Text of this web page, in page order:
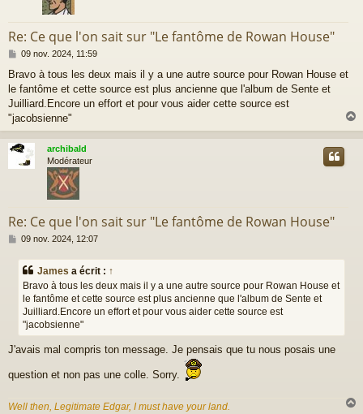
Re: Ce que l'on sait sur "Le fantôme de Rowan House"
M
s
s
a
09 nov. 2024, 11:59
Bravo à tous les deux mais il y a une autre source pour Rowan House et
le fantôme et cette source est plus ancienne que l'album de Sente et
Juilliard.Encore un effort et pour vous aider cette source est
"jacobsienne"
a
archibald
Modérateur
Re: Ce que l'on sait sur "Le fantôme de Rowan House"
M
s
09 nov. 2024, 12:07
James a écrit : ↑
Bravo à tous les deux mais il y a une autre source pour Rowan House et
le fantôme et cette source est plus ancienne que l'album de Sente et
Juilliard.Encore un effort et pour vous aider cette source est
"jacobsienne"
J'avais mal compris ton message. Je pensais que tu nous posais une
question et non pas une colle. Sorry.
Well then, Legitimate Edgar, I must have your land.